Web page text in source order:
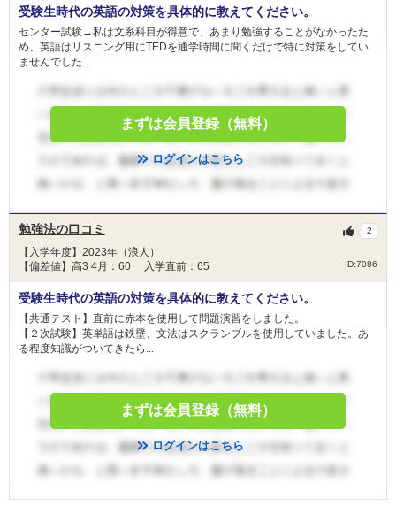
受験生時代の英語の対策を具体的に教えてください。
センター試験→私は文系科目が得意で、あまり勉強することがなかったた
め、英語はリスニング用にTEDを通学時間に聞くだけで特に対策をしてい
ませんでした...
まずは会員登録（無料）
ログインはこちら
勉強法の口コミ
【入学年度】2023年（浪人）
【偏差値】高3 4月：60 入学直前：65
ID:7086
2
受験生時代の英語の対策を具体的に教えてください。
【共通テスト】直前に赤本を使用して問題演習をしました。
【２次試験】英単語は鉄壁、文法はスクランブルを使用していました。あ
る程度知識がついてきたら...
まずは会員登録（無料）
ログインはこちら